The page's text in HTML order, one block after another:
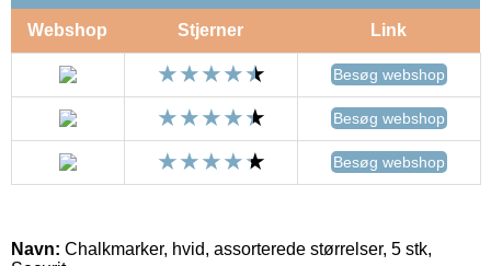
Webshop Stjerner Link
Besøg webshop
Besøg webshop
Besøg webshop
Navn: Chalkmarker, hvid, assorterede størrelser, 5 stk,